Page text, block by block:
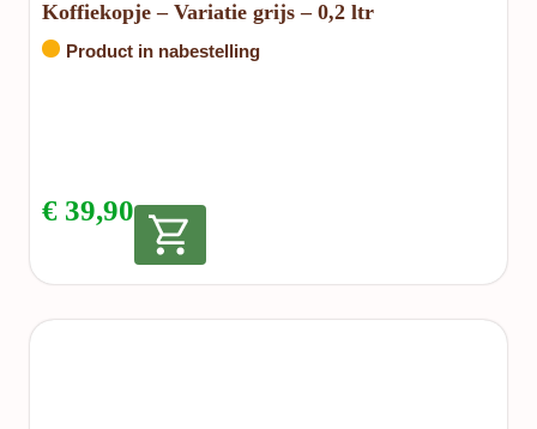
Koffiekopje – Variatie grijs – 0,2 ltr
Product in nabestelling
€ 39,90